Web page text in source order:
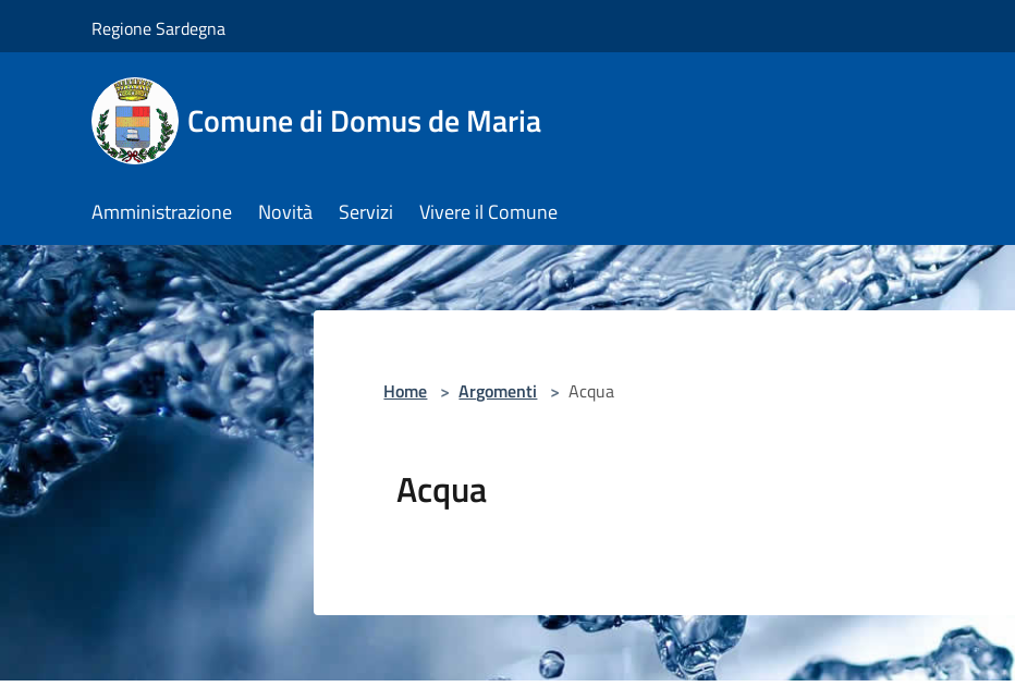
Regione Sardegna
Comune di Domus de Maria
Amministrazione Novità Servizi Vivere il Comune
Home > Argomenti > Acqua
Acqua